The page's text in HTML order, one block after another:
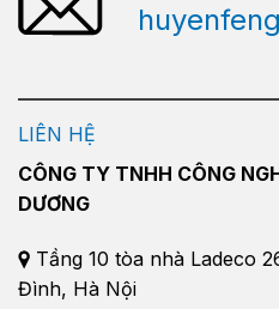
LIÊN HỆ
CÔNG TY TNHH CÔNG
DƯƠNG
Tầng 10 tòa nhà Ladeco
Đình, Hà Nội